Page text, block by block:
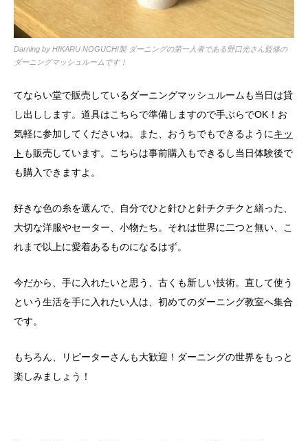
Darning by HIKARU NOGUCHI製 ダーニングの第一人者である野口光さん監修の
ダーニングマッシュルームです！
てならい堂で販売しているダーニングマッシュルームも当日は貸
し出しします。道具はこちらで準備しますので手ぶらでOK！お
気軽に参加してくださいね。また、おうちでもできるようにキッ
ト も販売しています。こちらは事前購入もできるし当日体験後で
も購入できますよ。
好きな色の糸を選んで、自分でひと針ひと針チクチクと繕った、
大切な洋服やセーター、小物たち。それは世界に二つと無い、こ
れまで以上に愛着あるものになるはず。
今だから、手に入れたいと思う、古くも新しい技術。直して使う
という生活を手に入れたい人は、初めてのダーニング教室へ集合
です。
もちろん、リピーターさんも大歓迎！ダーニングの世界をもっと
楽しみましょう！